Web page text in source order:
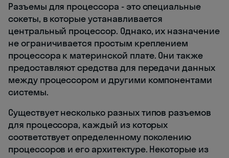
Разъемы для процессора - это специальные
сокеты, в которые устанавливается
центральный процессор. Однако, их назначение
не ограничивается простым креплением
процессора к материнской плате. Они также
предоставляют средства для передачи данных
между процессором и другими компонентами
системы.
Существует несколько разных типов разъемов
для процессора, каждый из которых
соответствует определенному поколению
процессоров и его архитектуре. Некоторые из